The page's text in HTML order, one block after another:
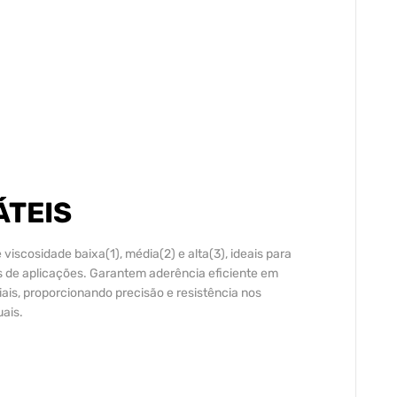
viscosidade baixa(1), média(2) e alta(3), ideais para
de aplicações. Garantem aderência eficiente em
proporcionando precisão e resistência nos